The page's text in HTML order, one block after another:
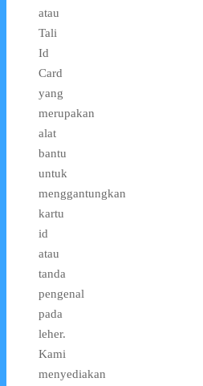
atau
Tali
Id
Card
yang
merupakan
alat
bantu
untuk
menggantungkan
kartu
id
atau
tanda
pengenal
pada
leher.
Kami
menyediakan